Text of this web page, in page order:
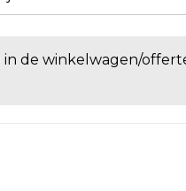
de winkelwagen/